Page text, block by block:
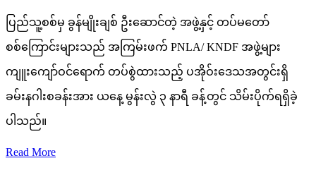
ပြည်သူ့စစ်မှ ခွန်မျိုးချစ် ဦးဆောင်တဲ့ အဖွဲ့နှင့် တပ်မတော်
စစ်ကြောင်းများသည် အကြမ်းဖက် PNLA/ KNDF အဖွဲ့များ
ကျူးကျော်ဝင်ရောက် တပ်စွဲထားသည့် ပအိုဝ်းဒေသအတွင်းရှိ
ခမ်းနဂါးစခန်းအား ယနေ့ မွန်းလွဲ ၃ နာရီ ခန့်တွင် သိမ်းပိုက်ရရှိခဲ့
ပါသည်။
Read More